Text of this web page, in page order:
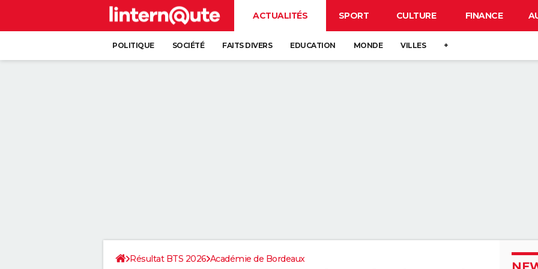
ACTUALITÉS SPORT CULTURE FINANCE
POLITIQUE SOCIÉTÉ FAITS DIVERS EDUCATION MONDE VILLES +
Résultat BTS 2026 Académie de Bordeaux